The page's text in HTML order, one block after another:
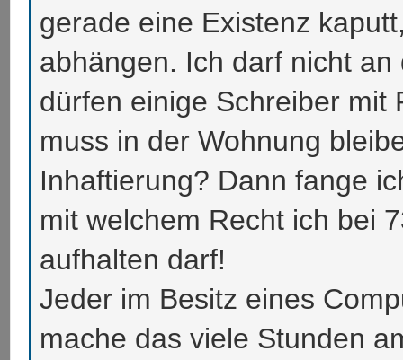
gerade eine Existenz
abhängen. Ich darf nicht
dürfen einige Schreiber mit
muss in der Wohnung
Inhaftierung? Dann fange
mit welchem Recht ich bei
aufhalten darf!
Jeder im Besitz eines
mache das viele Stunden